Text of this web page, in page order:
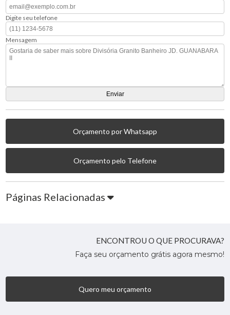
Digite seu telefone
Mensagem
Orçamento por Whatsapp
Orçamento pelo Telefone
Páginas Relacionadas
ENCONTROU O QUE PROCURAVA?
Faça seu orçamento grátis agora mesmo!
Quero meu orçamento